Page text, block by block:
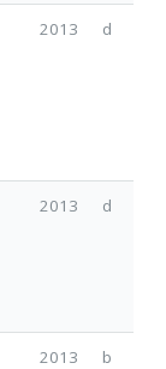
2013 d
2013 d
2013 b